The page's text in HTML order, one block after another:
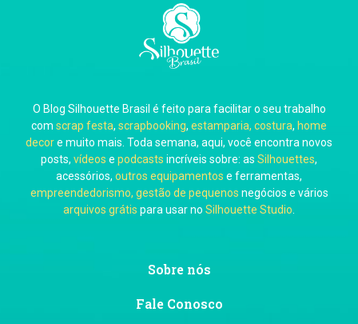
Carla Eschberger
Carol Pessoa
Ju Mirthes
O Blog Silhouette Brasil é feito para facilitar o seu trabalho
com scrap festa, scrapbooking, estamparia, costura, home
decore muito mais. Toda semana, aqui, você encontra novos
posts, vídeos e podcasts incríveis sobre: as Silhouettes,
acessórios, outros equipamentos e ferramentas,
empreendedorismo, gestão de pequenos negócios e vários
arquivos grátis para usar no Silhouette Studio
Sobre nós
Fale Conosco